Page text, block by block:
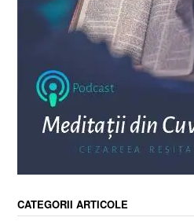
CATEGORII ARTICOLE